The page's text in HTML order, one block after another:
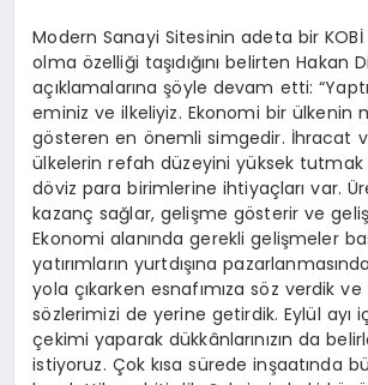
Modern Sanayi Sitesinin adeta bir KOBİ
olma özelliği taşıdığını belirten Hakan
açıklamalarına şöyle devam etti:
eminiz ve ilkeliyiz. Ekonomi bir ülkenin
gösteren en önemli simgedir. İhracat
ülkelerin refah düzeyini yüksek tutmak
döviz para birimlerine ihtiyaçları var.
kazanç sağlar, gelişme gösterir ve
Ekonomi alanında gerekli gelişmeler
yatırımların yurtdışına
yola çıkarken esnafımıza söz verdik
sözlerimizi de yerine getirdik. Eylül ayı
çekimi yaparak dükkânlarınızın da
istiyoruz. Çok kısa sürede inşaatında